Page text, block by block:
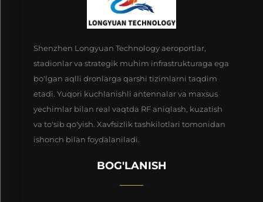
Shenzhen Longyuan Technology aeroportlar,
stadionlar va strategik muhim infrastrukturaga ega
bo'lgan aqlli dronlarga qarshi tizimlarni taqdim
etadi. Yuqori kuchlanishli antennalar va maxsus
yechimlar bilan real vaqtda RF aniqlash, kuzatish
va to'sib qo'yish. Xavfsizlik tashkilotlari tomonidan
ishonch bilan foydalaniladi.
BOG'LANISH